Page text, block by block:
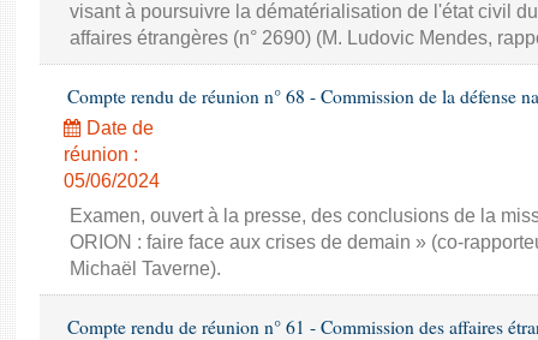
visant à poursuivre la dématérialisation de l'état civil
affaires étrangères (n° 2690) (M. Ludovic Mendes,
Compte rendu de réunion n° 68 - Commission de la défense
Date de
réunion :
05/06/2024
Examen, ouvert à la presse, des conclusions de la
ORION : faire face aux crises de demain » (co-
Michaël Taverne).
Compte rendu de réunion n° 61 - Commission des affaires